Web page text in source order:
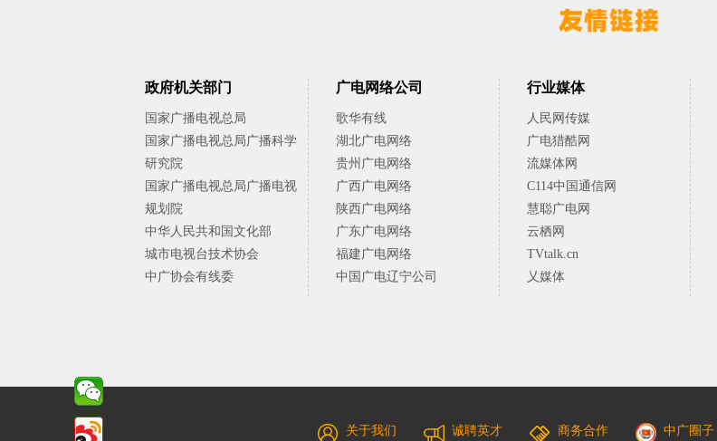
政府机关部门
国家广播电视总局
国家广播电视总局广播科学
研究院
国家广播电视总局广播电视
规划院
中华人民共和国文化部
城市电视台技术协会
中广协会有线委
广电网络公司
歌华有线
湖北广电网络
贵州广电网络
广西广电网络
陕西广电网络
广东广电网络
福建广电网络
中国广电辽宁公司
行业媒体
人民网传媒
广电猎酷网
流媒体网
C114中国通信网
慧聪广电网
云栖网
TVtalk.cn
乂媒体
关于我们 诚聘英才 商务合作 中广圈子